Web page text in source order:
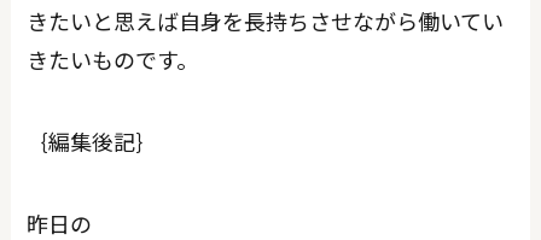
きたいと思えば自身を長持ちさせながら働いてい
きたいものです。
｛編集後記｝
昨日の